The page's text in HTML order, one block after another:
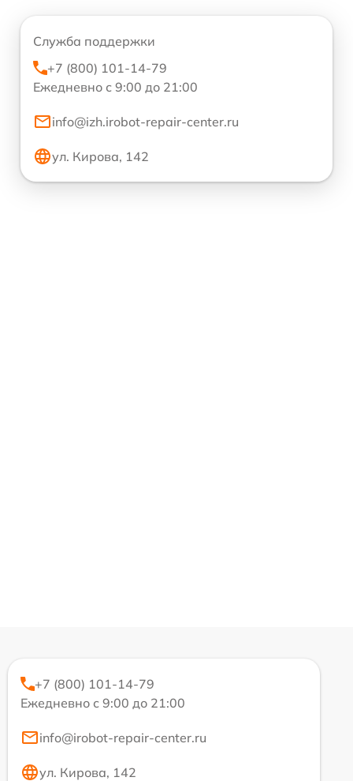
Служба поддержки
+7 (800) 101-14-79
Ежедневно с 9:00 до 21:00
info@izh.irobot-repair-center.ru
ул. Кирова, 142
+7 (800) 101-14-79
Ежедневно с 9:00 до 21:00
info@irobot-repair-center.ru
ул. Кирова, 142